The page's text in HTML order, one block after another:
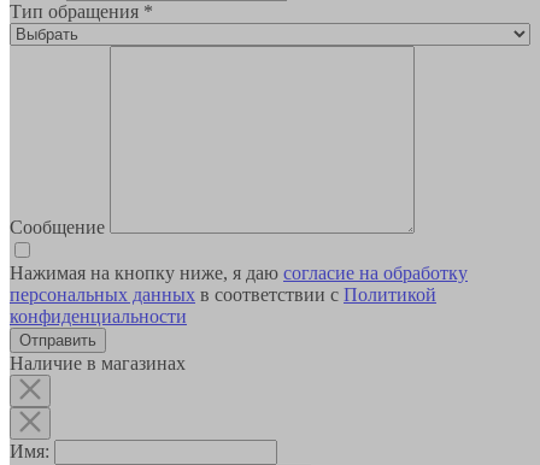
Тип обращения *
Сообщение
Нажимая на кнопку ниже, я даю согласие на обработку
персональных данных в соответствии с Политикой
конфиденциальности
Наличие в магазинах
Имя: